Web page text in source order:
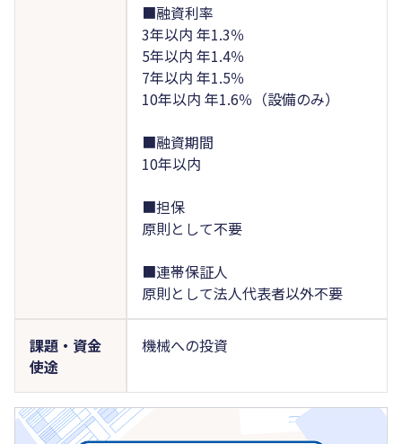
■融資利率
3年以内 年1.3％
5年以内 年1.4％
7年以内 年1.5％
10年以内 年1.6％（設備のみ）
■融資期間
10年以内
■担保
原則として不要
■連帯保証人
原則として法人代表者以外不要
課題・資金
使途
機械への投資